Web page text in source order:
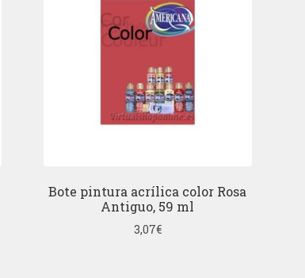
Bote pintura acrílica color Rosa
Antiguo, 59 ml
3,07€